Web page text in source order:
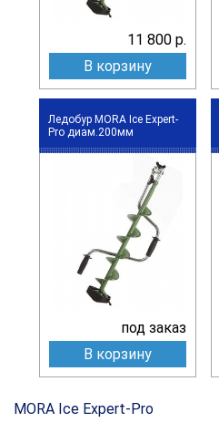
11 800 р.
В корзину
Ледобур MORA Ice Expert-
Pro диам.200мм
под заказ
В корзину
MORA Ice Expert-Pro